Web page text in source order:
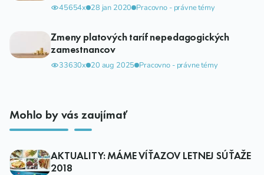
45654x 28 jan 2020 Pracovno - právne témy
Zmeny platových taríf nepedagogických
zamestnancov
33630x 20 aug 2025 Pracovno - právne témy
Mohlo by vás zaujímať
AKTUALITY: MÁME VÍŤAZOV LETNEJ SÚŤAŽE
2018